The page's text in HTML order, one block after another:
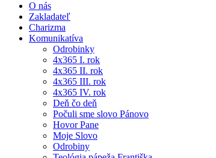
O nás
Zakladateľ
Charizma
Komunikatíva
Odrobinky
4x365 I. rok
4x365 II. rok
4x365 III. rok
4x365 IV. rok
Deň čo deň
Počuli sme slovo Pánovo
Hovor Pane
Moje Slovo
Odrobiny